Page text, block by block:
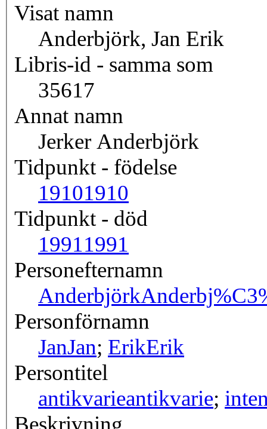
Visat namn
Anderbjörk, Jan Erik
Libris-id - samma som
35617
Annat namn
Jerker Anderbjörk
Tidpunkt - födelse
19101910
Tidpunkt - död
19911991
Personefternamn
Anderbjörk
Personförnamn
JanJan; ErikErik
Persontitel
antikvarieantikvarie;
Beskrivning